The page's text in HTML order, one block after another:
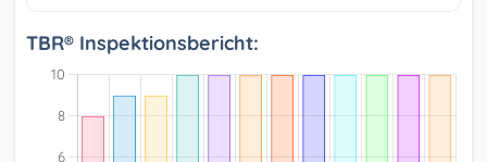
TBR® Inspektionsbericht: